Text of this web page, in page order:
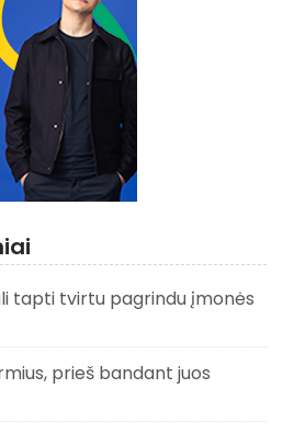
tapti tvirtu pagrindu įmonės
prieš bandant juos